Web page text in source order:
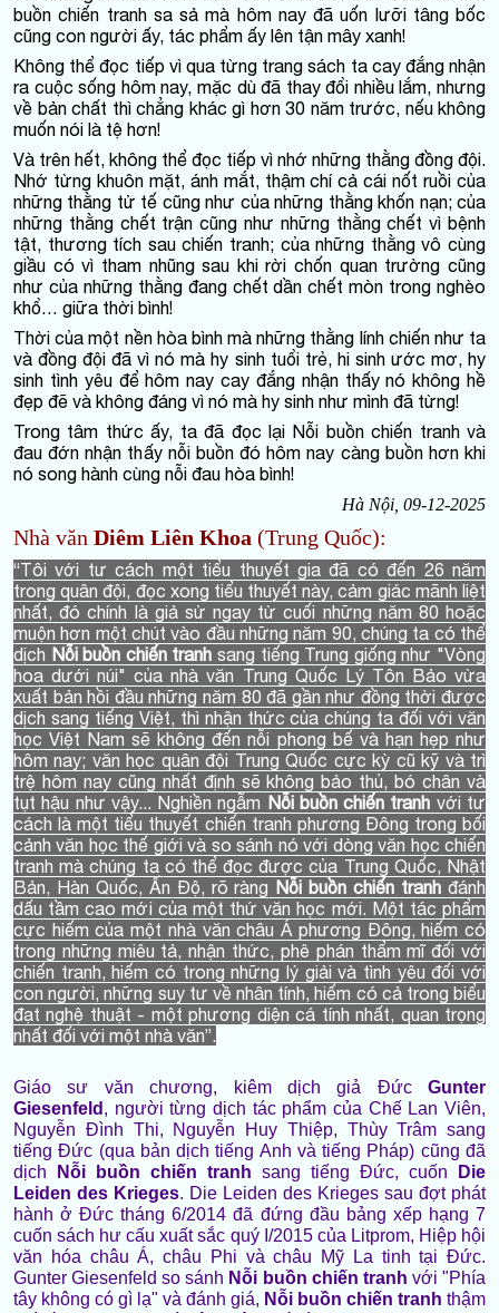
buồn chiến tranh sa sả mà hôm nay đã uốn lưỡi tâng bốc
cũng con người ấy, tác phẩm ấy lên tận mây xanh!
Không thể đọc tiếp vì qua từng trang sách ta cay đắng nhận
ra cuộc sống hôm nay, mặc dù đã thay đổi nhiều lắm, nhưng
về bản chất thì chẳng khác gì hơn 30 năm trước, nếu không
muốn nói là tệ hơn!
Và trên hết, không thể đọc tiếp vì nhớ những thằng đồng đội.
Nhớ từng khuôn mặt, ánh mắt, thậm chí cả cái nốt ruồi của
những thằng tử tế cũng như của những thằng khốn nạn; của
những thằng chết trận cũng như những thằng chết vì bệnh
tật, thương tích sau chiến tranh; của những thằng vô cùng
giầu có vì tham nhũng sau khi rời chốn quan trường cũng
như của những thằng đang chết dần chết mòn trong nghèo
khổ… giữa thời bình!
Thời của một nền hòa bình mà những thằng lính chiến như ta
và đồng đội đã vì nó mà hy sinh tuổi trẻ, hi sinh ước mơ, hy
sinh tình yêu để hôm nay cay đắng nhận thấy nó không hề
đẹp đẽ và không đáng vì nó mà hy sinh như mình đã từng!
Trong tâm thức ấy, ta đã đọc lại Nỗi buồn chiến tranh và
đau đớn nhận thấy nỗi buồn đó hôm nay càng buồn hơn khi
nó song hành cùng nỗi đau hòa bình!
Hà Nội, 09-12-2025
Nhà văn Diêm Liên Khoa (Trung Quốc):
“Tôi với tư cách một tiểu thuyết gia đã có đến 26 năm
trong quân đội, đọc xong tiểu thuyết này, cảm giác mãnh liệt
nhất, đó chính là giả sử ngay từ cuối những năm 80 hoặc
muộn hơn một chút vào đầu những năm 90, chúng ta có thể
dịch Nỗi buồn chiến tranh sang tiếng Trung giống như "Vòng
hoa dưới núi" của nhà văn Trung Quốc Lý Tôn Bảo vừa
xuất bản hồi đầu những năm 80 đã gần như đồng thời được
dịch sang tiếng Việt, thì nhận thức của chúng ta đối với văn
học Việt Nam sẽ không đến nỗi phong bế và hạn hẹp như
hôm nay; văn học quân đội Trung Quốc cực kỳ cũ kỹ và trì
trệ hôm nay cũng nhất định sẽ không bảo thủ, bó chân và
tụt hậu như vậy... Nghiền ngẫm Nỗi buồn chiến tranh với tư
cách là một tiểu thuyết chiến tranh phương Đông trong bối
cảnh văn học thế giới và so sánh nó với dòng văn học chiến
tranh mà chúng ta có thể đọc được của Trung Quốc, Nhật
Bản, Hàn Quốc, Ấn Độ, rõ ràng Nỗi buồn chiến tranh đánh
dấu tầm cao mới của một thứ văn học mới. Một tác phẩm
cực hiếm của một nhà văn châu Á phương Đông, hiếm có
trong những miêu tả, nhận thức, phê phán thẩm mĩ đối với
chiến tranh, hiếm có trong những lý giải và tình yêu đối với
con người, những suy tư về nhân tính, hiếm có cả trong biểu
đạt nghệ thuật - một phương diện cá tính nhất, quan trọng
nhất đối với một nhà văn”.
Giáo sư văn chương, kiêm dịch giả Đức Gunter
Giesenfeld , người từng dịch tác phẩm của Chế Lan Viên,
Nguyễn Đình Thi, Nguyễn Huy Thiệp, Thùy Trâm sang
tiếng Đức (qua bản dịch tiếng Anh và tiếng Pháp) cũng đã
dịch
Nỗi buồn chiến tranh sang tiếng Đức, cuốn
Die
Leiden des Krieges. Die Leiden des Krieges sau đợt phát
hành ở Đức tháng 6/2014 đã đứng đầu bảng xếp hạng 7
cuốn sách hư cấu xuất sắc quý I/2015 của Litprom, Hiệp hội
văn hóa châu Á, châu Phi và châu Mỹ La tinh tại Đức.
Gunter Giesenfeld so sánh Nỗi buồn chiến tranh với "Phía
tây không có gì lạ" và đánh giá, Nỗi buồn chiến tranh thậm